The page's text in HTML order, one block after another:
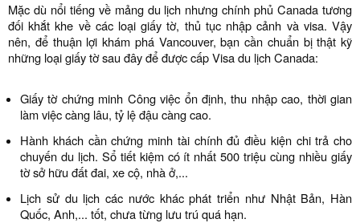
Mặc dù nổi tiếng về mảng du lịch nhưng chính phủ Canada tương
đối khắt khe về các loại giấy tờ, thủ tục nhập cảnh và visa. Vậy
nên, để thuận lợi khám phá Vancouver, bạn cần chuẩn bị thật kỹ
những loại giấy tờ sau đây để được cấp Visa du lịch Canada:
Giấy tờ chứng minh Công việc ổn định, thu nhập cao, thời gian
làm việc càng lâu, tỷ lệ đậu càng cao.
Hành khách cần chứng minh tài chính đủ điều kiện chi trả cho
chuyến du lịch. Sổ tiết kiệm có ít nhất 500 triệu cùng nhiều giấy
tờ sở hữu đất đai, xe cộ, nhà ở,...
Lịch sử du lịch các nước khác phát triển như Nhật Bản, Hàn
Quốc, Anh,... tốt, chưa từng lưu trú quá hạn.